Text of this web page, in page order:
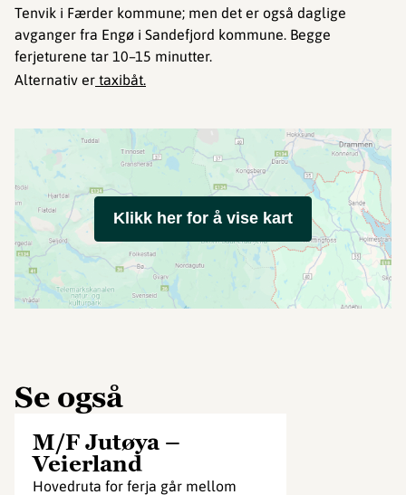
Tenvik i Færder kommune; men det er også daglige
avganger fra Engø i Sandefjord kommune. Begge
ferjeturene tar 10–15 minutter.
Alternativ er taxibåt.
Klikk her for å vise kart
Se også
M/F Jutøya –
Veierland
Hovedruta for ferja går mellom